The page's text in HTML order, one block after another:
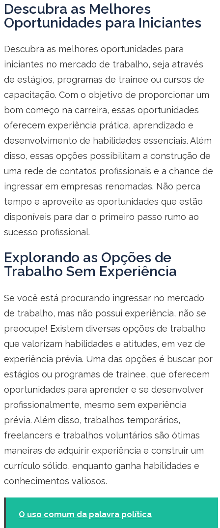
Descubra as Melhores
Oportunidades para Iniciantes
Descubra as melhores oportunidades para
iniciantes no mercado de trabalho, seja através
de estágios, programas de trainee ou cursos de
capacitação. Com o objetivo de proporcionar um
bom começo na carreira, essas oportunidades
oferecem experiência prática, aprendizado e
desenvolvimento de habilidades essenciais. Além
disso, essas opções possibilitam a construção de
uma rede de contatos profissionais e a chance de
ingressar em empresas renomadas. Não perca
tempo e aproveite as oportunidades que estão
disponíveis para dar o primeiro passo rumo ao
sucesso profissional.
Explorando as Opções de
Trabalho Sem Experiência
Se você está procurando ingressar no mercado
de trabalho, mas não possui experiência, não se
preocupe! Existem diversas opções de trabalho
que valorizam habilidades e atitudes, em vez de
experiência prévia. Uma das opções é buscar por
estágios ou programas de trainee, que oferecem
oportunidades para aprender e se desenvolver
profissionalmente, mesmo sem experiência
prévia. Além disso, trabalhos temporários,
freelancers e trabalhos voluntários são ótimas
maneiras de adquirir experiência e construir um
currículo sólido, enquanto ganha habilidades e
conhecimentos valiosos.
O uso comum da palavra política